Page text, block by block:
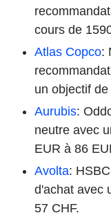
cours de
Atlas Copco:
un objectif
Aurubis:
neutre avec
EUR à 86
Avolta:
d'achat avec
57 CHF.